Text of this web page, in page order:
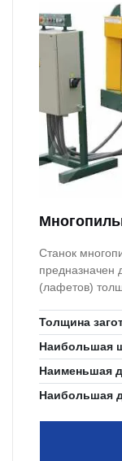
Станок
предназначен
(лафетов)
Толщина
Наибольшая
Наименьшая
Наибольшая